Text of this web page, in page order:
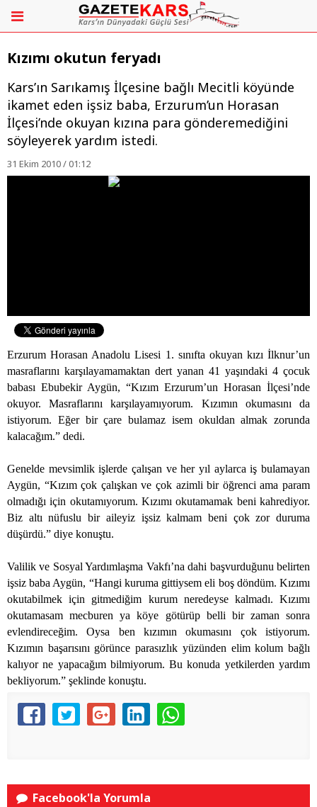
Kızımı okutun feryadı
Kars’ın Sarıkamış İlçesine bağlı Mecitli köyünde
ikamet eden işsiz baba, Erzurum’un Horasan
İlçesi’nde okuyan kızına para gönderemediğini
söyleyerek yardım istedi.
31 Ekim 2010 / 01:12
Erzurum Horasan Anadolu Lisesi 1. sınıfta okuyan kızı İlknur’un
masraflarını karşılayamamaktan dert yanan 41 yaşındaki 4 çocuk
babası Ebubekir Aygün, “Kızım Erzurum’un Horasan İlçesi’nde
okuyor. Masraflarını karşılayamıyorum. Kızımın okumasını da
istiyorum. Eğer bir çare bulamaz isem okuldan almak zorunda
kalacağım.” dedi.
Genelde mevsimlik işlerde çalışan ve her yıl aylarca iş bulamayan
Aygün, “Kızım çok çalışkan ve çok azimli bir öğrenci ama param
olmadığı için okutamıyorum. Kızımı okutamamak beni kahrediyor.
Biz altı nüfuslu bir aileyiz işsiz kalmam beni çok zor duruma
düşürdü.” diye konuştu.
Valilik ve Sosyal Yardımlaşma Vakfı’na dahi başvurduğunu belirten
işsiz baba Aygün, “Hangi kuruma gittiysem eli boş döndüm. Kızımı
okutabilmek için gitmediğim kurum neredeyse kalmadı. Kızımı
okutamasam mecburen ya köye götürüp belli bir zaman sonra
evlendireceğim. Oysa ben kızımın okumasını çok istiyorum.
Kızımın başarısını görünce parasızlık yüzünden elim kolum bağlı
kalıyor ne yapacağım bilmiyorum. Bu konuda yetkilerden yardım
bekliyorum.” şeklinde konuştu.
Facebook'la Yorumla